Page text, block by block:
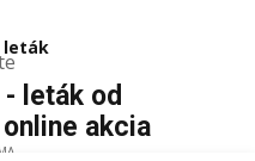
leták
leták od
akcia